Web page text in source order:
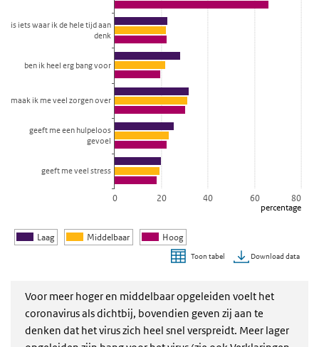
percentage
Laag Middelbaar Hoog
0 20 40 60 80
is iets waar ik de hele tijd aan
denk
ben ik heel erg bang voor
maak ik me veel zorgen over
geeft me een hulpeloos
gevoel
geeft me veel stress
Toon tabel Download data
Voor meer hoger en middelbaar opgeleiden voelt het
coronavirus als dichtbij, bovendien geven zij aan te
denken dat het virus zich heel snel verspreidt. Meer lager